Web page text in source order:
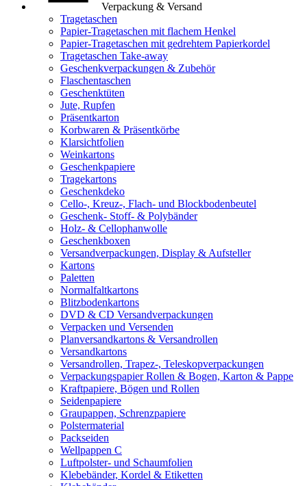
Verpackung & Versand
Tragetaschen
Papier-Tragetaschen mit flachem Henkel
Papier-Tragetaschen mit gedrehtem Papierkordel
Tragetaschen Take-away
Geschenkverpackungen & Zubehör
Flaschentaschen
Geschenktüten
Jute, Rupfen
Präsentkarton
Korbwaren & Präsentkörbe
Klarsichtfolien
Weinkartons
Geschenkpapiere
Tragekartons
Geschenkdeko
Cello-, Kreuz-, Flach- und Blockbodenbeutel
Geschenk- Stoff- & Polybänder
Holz- & Cellophanwolle
Geschenkboxen
Versandverpackungen, Display & Aufsteller
Kartons
Paletten
Normalfaltkartons
Blitzbodenkartons
DVD & CD Versandverpackungen
Verpacken und Versenden
Planversandkartons & Versandrollen
Versandkartons
Versandrollen, Trapez-, Teleskopverpackungen
Verpackungspapier Rollen & Bogen, Karton & Pappe
Kraftpapiere, Bögen und Rollen
Seidenpapiere
Graupappen, Schrenzpapiere
Polstermaterial
Packseiden
Wellpappen C
Luftpolster- und Schaumfolien
Klebebänder, Kordel & Etiketten